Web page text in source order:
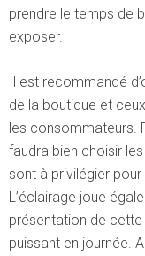
prendre le temps de
exposer.
Il est recommandé
de la boutique et
les consommateurs.
faudra bien choisir
sont à privilégier
L’éclairage joue
présentation de
puissant en journée.